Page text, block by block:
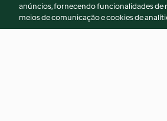
anúncios, fornecendo funcionalidades de
meios de comunicação e cookies de